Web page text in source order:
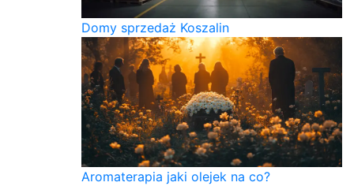
Domy sprzedaż Koszalin
Aromaterapia jaki olejek na co?